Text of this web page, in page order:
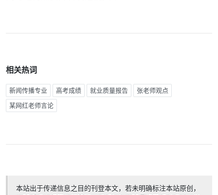
相关热词
新闻传播专业 高考成绩 就业质量报告 张老师观点
某网红老师言论
本站出于传递信息之目的刊登本文，若未明确标注本站原创，